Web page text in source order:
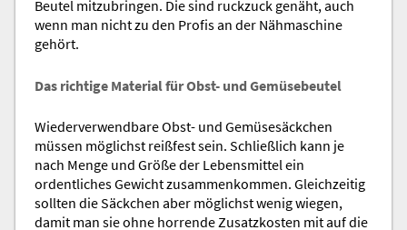
Beutel mitzubringen. Die sind ruckzuck genäht, auch
wenn man nicht zu den Profis an der Nähmaschine
gehört.
Das richtige Material für Obst- und Gemüsebeutel
Wiederverwendbare Obst- und Gemüsesäckchen
müssen möglichst reißfest sein. Schließlich kann je
nach Menge und Größe der Lebensmittel ein
ordentliches Gewicht zusammenkommen. Gleichzeitig
sollten die Säckchen aber möglichst wenig wiegen,
damit man sie ohne horrende Zusatzkosten mit auf die